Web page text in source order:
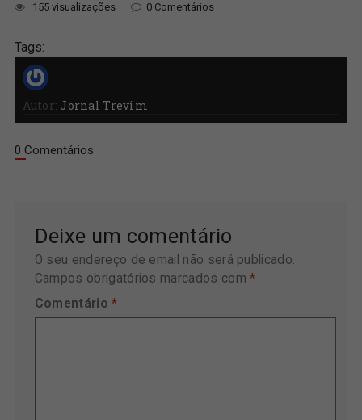
155 visualizações
0 Comentários
Tags:
Autor: Jornal Trevim
0 Comentários
Deixe um comentário
O seu endereço de email não será publicado.
Campos obrigatórios marcados com*
Comentário*